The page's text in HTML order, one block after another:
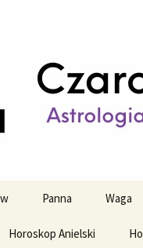
Panna Waga
Horoskop Anielski